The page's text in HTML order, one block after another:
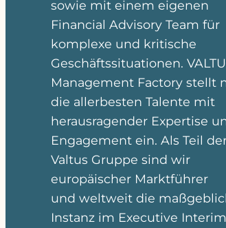
sowie mit einem eigenen
Financial Advisory Team für
komplexe und kritische
Geschäftssituationen.
Management Factory stellt
die allerbesten Talente mit
herausragender Expertise
Engagement ein. Als Teil
Valtus Gruppe sind wir
europäischer Marktführer
und weltweit die
Instanz im Executive Interim